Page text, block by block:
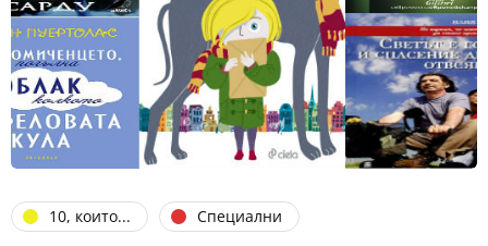
10, които... Специални